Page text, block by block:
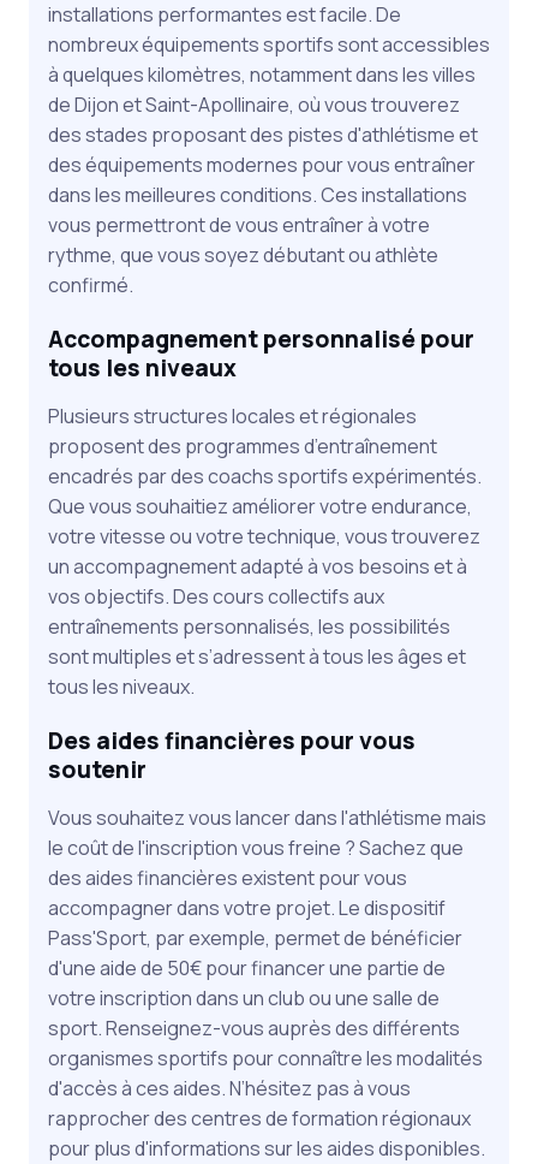
installations performantes est facile. De
nombreux équipements sportifs sont accessibles
à quelques kilomètres, notamment dans les villes
de Dijon et Saint-Apollinaire, où vous trouverez
des stades proposant des pistes d'athlétisme et
des équipements modernes pour vous entraîner
dans les meilleures conditions. Ces installations
vous permettront de vous entraîner à votre
rythme, que vous soyez débutant ou athlète
confirmé.
Accompagnement personnalisé pour
tous les niveaux
Plusieurs structures locales et régionales
proposent des programmes d’entraînement
encadrés par des coachs sportifs expérimentés.
Que vous souhaitiez améliorer votre endurance,
votre vitesse ou votre technique, vous trouverez
un accompagnement adapté à vos besoins et à
vos objectifs. Des cours collectifs aux
entraînements personnalisés, les possibilités
sont multiples et s’adressent à tous les âges et
tous les niveaux.
Des aides financières pour vous
soutenir
Vous souhaitez vous lancer dans l'athlétisme mais
le coût de l'inscription vous freine ? Sachez que
des aides financières existent pour vous
accompagner dans votre projet. Le dispositif
Pass'Sport, par exemple, permet de bénéficier
d'une aide de 50€ pour financer une partie de
votre inscription dans un club ou une salle de
sport. Renseignez-vous auprès des différents
organismes sportifs pour connaître les modalités
d'accès à ces aides. N’hésitez pas à vous
rapprocher des centres de formation régionaux
pour plus d'informations sur les aides disponibles.